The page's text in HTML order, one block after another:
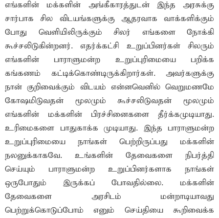
எங்களின் மக்களின் அங்கீகாரத்துடன் இந்த அரசுக்கு
சார்பாக சில விடயங்களுக்கு ஆதரவாக வாக்களிக்கும்
போது வெளியிலிருக்கும் சிலர் எங்களை நோக்கி
கூச்சலிடுகின்றனர். எதர்க்கட்சி உறுப்பினர்கள் சிலரும்
எங்களின் பாராளுமன்ற உறுப்புரிமையை பறிக்க
கங்கணம் கட்டிக்கொண்டிருக்கிறார்கள். அவர்களுக்கு
நான் குறிவைக்கும் விடயம் என்னவெனில் வெறுமணமே
கோஷமிடுவதன் மூலமும் கூச்சலிடுவதன் மூலமும்
எங்களின் மக்களின் பிரச்சினைகளை தீர்க்கமுடியாது.
உரிமைகளை பாதுகாக்க முடியாது. இந்த பாராளுமன்ற
உறுப்புரிமையை நாங்கள் பெற்றிருப்பது மக்களின்
நலனுக்காகவே. உங்களின் தேவைகளை நிபர்த்தி
செய்யும் பாராளுமன்ற உறுப்பினர்களாக நாங்கள்
ஒருபோதும் இருக்கப் போவதில்லை. மக்களின்
தேவைகளை அரசிடம் மன்றாடியாவது
பெற்றுக்கொடுப்போம் எனும் செய்தியை கூறிவைக்க